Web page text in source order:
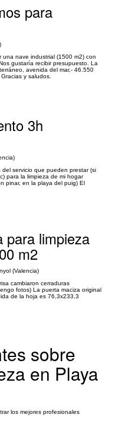
para
nave industrial (1500 m2) con
gustaría recibir presupuesto. La
avenida del mar,- 46.550
y saludos.
3h
servicio que pueden prestar (si
para la limpieza de mi hogar
pinar, en la playa del puig) El
para limpieza
m2
(Valencia)
cambiaron cerraduras
fotos) La puerta maciza original
de la hoja es 76,3x233,3
sobre
en Playa
los mejores profesionales